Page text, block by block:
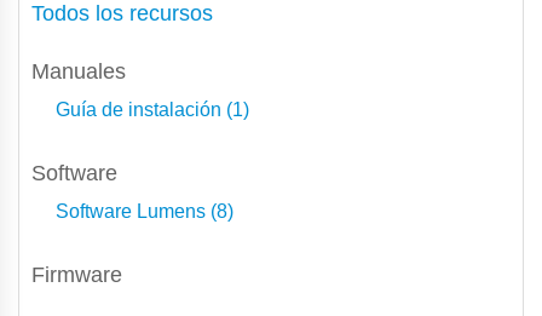
Todos los recursos
Manuales
Guía de instalación (1)
Software
Software Lumens (8)
Firmware